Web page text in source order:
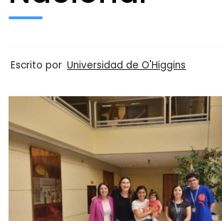
Escrito por Universidad de O'Higgins